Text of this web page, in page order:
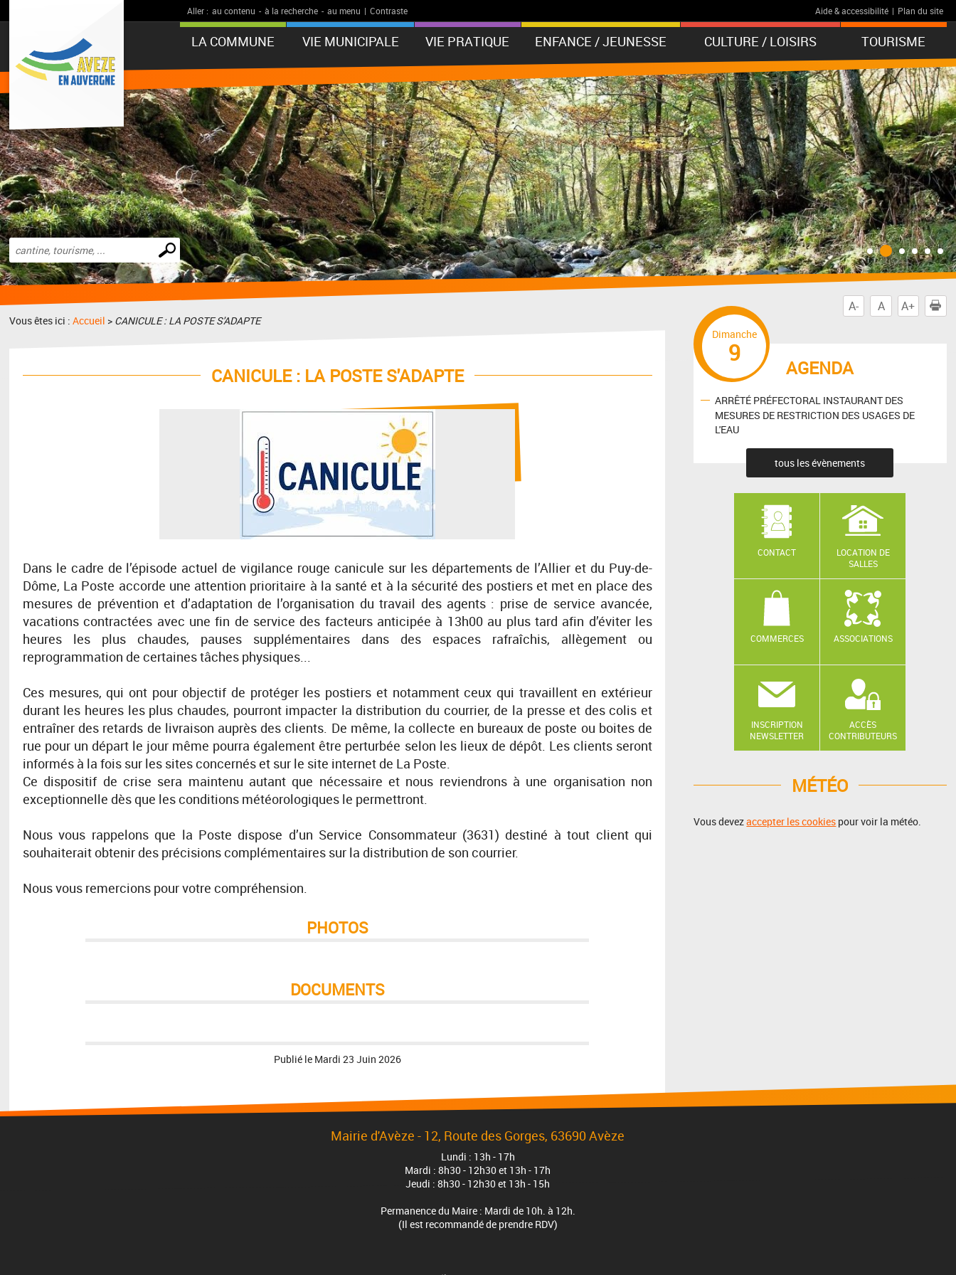
Aller : au contenu - à la recherche - au menu | Contraste Aide & accessibilité | Plan du site
LA COMMUNE VIE MUNICIPALE VIE PRATIQUE ENFANCE / JEUNESSE CULTURE / LOISIRS TOURISME
Effectuer
une
recherche
A- A A+
Vous êtes ici :Accueil > CANICULE : LA POSTE S'ADAPTE
CANICULE : LA POSTE S'ADAPTE
Dans le cadre de l’épisode actuel de vigilance rouge canicule sur les départements de l’Allier et du Puy-de-
Dôme, La Poste accorde une attention prioritaire à la santé et à la sécurité des postiers et met en place des
mesures de prévention et d’adaptation de l’organisation du travail des agents : prise de service avancée,
vacations contractées avec une fin de service des facteurs anticipée à 13h00 au plus tard afin d’éviter les
heures les plus chaudes, pauses supplémentaires dans des espaces rafraîchis, allègement ou
reprogrammation de certaines tâches physiques...
Ces mesures, qui ont pour objectif de protéger les postiers et notamment ceux qui travaillent en extérieur
durant les heures les plus chaudes, pourront impacter la distribution du courrier, de la presse et des colis et
entraîner des retards de livraison auprès des clients. De même, la collecte en bureaux de poste ou boites de
rue pour un départ le jour même pourra également être perturbée selon les lieux de dépôt. Les clients seront
informés à la fois sur les sites concernés et sur le site internet de La Poste.
Ce dispositif de crise sera maintenu autant que nécessaire et nous reviendrons à une organisation non
exceptionnelle dès que les conditions météorologiques le permettront.
Nous vous rappelons que la Poste dispose d’un Service Consommateur (3631) destiné à tout client qui
souhaiterait obtenir des précisions complémentaires sur la distribution de son courrier.
Nous vous remercions pour votre compréhension.
PHOTOS
DOCUMENTS
Publié le Mardi 23 Juin 2026
AGENDA
Dimanche
9
ARRÊTÉ PRÉFECTORAL INSTAURANT DES
MESURES DE RESTRICTION DES USAGES DE
L'EAU
tous les évènements
CONTACT
LOCATION DE
SALLES
COMMERCES ASSOCIATIONS
INSCRIPTION
NEWSLETTER
ACCÈS
CONTRIBUTEURS
MÉTÉO
Vous devezaccepter les cookies pour voir la météo.
Mairie d'Avèze - 12, Route des Gorges, 63690 Avèze
Lundi : 13h - 17h
Mardi : 8h30 - 12h30 et 13h - 17h
Jeudi : 8h30 - 12h30 et 13h - 15h
Permanence du Maire : Mardi de 10h. à 12h.
(Il est recommandé de prendre RDV)